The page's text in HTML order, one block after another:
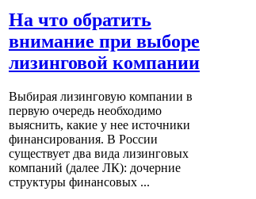
На что обратить
внимание при выборе
лизинговой компании
Выбирая лизинговую компании в
первую очередь необходимо
выяснить, какие у нее источники
финансирования. В России
существует два вида лизинговых
компаний (далее ЛК): дочерние
структуры финансовых ...